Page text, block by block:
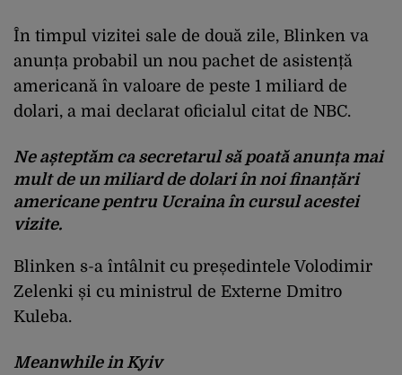
În timpul vizitei sale de două zile, Blinken va
anunța probabil un nou pachet de asistență
americană în valoare de peste 1 miliard de
dolari, a mai declarat oficialul citat de NBC.
Ne așteptăm ca secretarul să poată anunța mai
mult de un miliard de dolari în noi finanțări
americane pentru Ucraina în cursul acestei
vizite.
Blinken s-a întâlnit cu președintele Volodimir
Zelenki și cu ministrul de Externe Dmitro
Kuleba.
Meanwhile in Kyiv